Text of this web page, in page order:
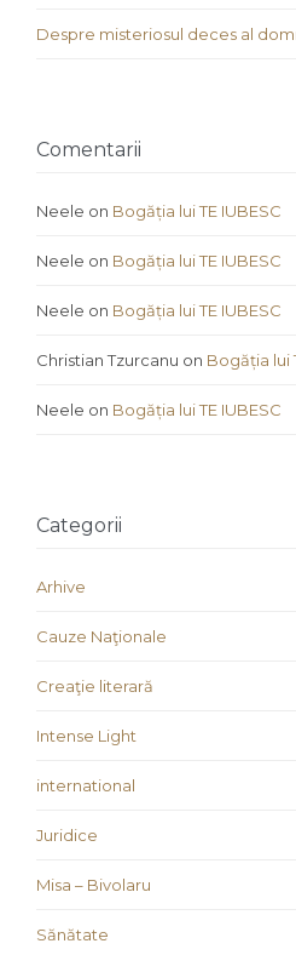
Despre misteriosul deces al
Comentarii
Neele on Bogăția lui TE IUBESC
Neele on Bogăția lui TE IUBESC
Neele on Bogăția lui TE IUBESC
Christian Tzurcanu on Bogăția lui
Neele on Bogăția lui TE IUBESC
Categorii
Arhive
Cauze Naţionale
Creaţie literară
Intense Light
international
Juridice
Misa – Bivolaru
Sănătate